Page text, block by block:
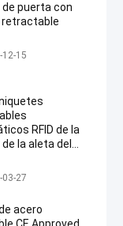
de puerta con
retractable
de barrera abatible
12-15
RFID de la
la aleta del
de acceso
de barrera abatible
03-27
acero